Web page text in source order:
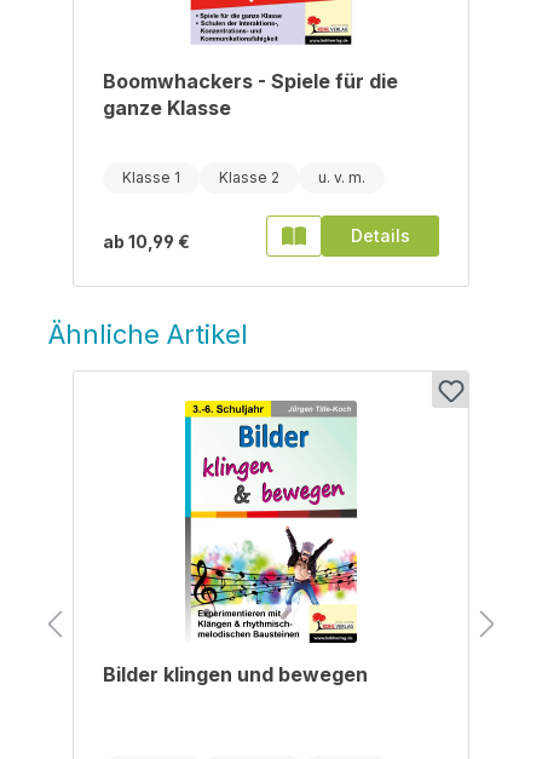
Boomwhackers - Spiele für die
ganze Klasse
Klasse 1 Klasse 2
ab 10,99 € Details
Ähnliche Artikel
Bilder klingen und bewegen